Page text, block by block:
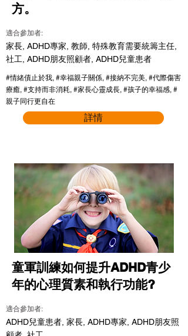
方。
適合參加者:
家長, ADHD專家, 教師, 特殊教育需要統籌主任,
社工, ADHD朋友照顧者, ADHD兒童患者
#情緒債止於我, #幸福親子關係, #接納不完美, #代際傷害
療癒, #支持而非消耗, #家長心靈成長, #孩子的幸福感, #
親子同行更自在
詳情
童軍訓練如何提升ADHD青少
年的心理質素和執行功能?
適合參加者:
ADHD兒童患者, 家長, ADHD專家, ADHD朋友照